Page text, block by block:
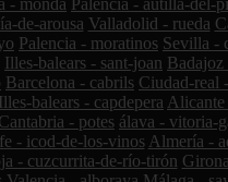
- monda Palencia - autilla-del-
de-arousa Valladolid - rueda
Palencia - moratinos Sevilla -
Illes-balears - sant-joan Badajoz
Barcelona - cabrils Ciudad-real
Illes-balears - capdepera
Cantabria - potes álava - vitoria-
- icod-de-los-vinos Almería -
- cuzcurrita-de-río-tirón